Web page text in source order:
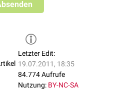
Letzter Edit:
19.07.2011, 18:35
84.774 Aufrufe
Nutzung: BY-NC-SA